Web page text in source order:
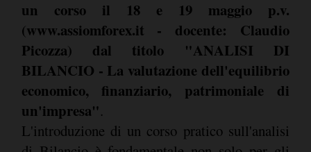
un corso il 18 e 19 maggio p.v.
(www.assiomforex.it - docente: Claudio
Picozza) dal titolo "ANALISI DI
BILANCIO - La valutazione dell'equilibrio
economico, finanziario, patrimoniale di
un'impresa".
L'introduzione di un corso pratico sull'analisi